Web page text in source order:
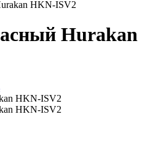
HKN-ISV2
Hurakan